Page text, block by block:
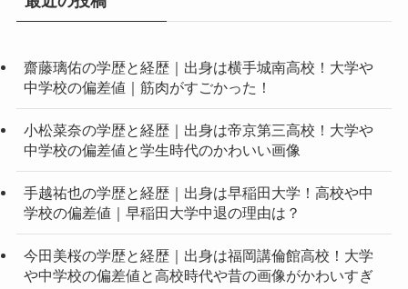
齋藤璃佑の学歴と経歴｜出身は横手城南高校！大学や
中学校の偏差値｜筋肉がすごかった！
小松菜奈の学歴と経歴｜出身は帝京第三高校！大学や
中学校の偏差値と学生時代のかわいい画像
手越祐也の学歴と経歴｜出身は早稲田大学！高校や中
学校の偏差値｜早稲田大学中退の理由は？
今田美桜の学歴と経歴｜出身は福岡講倫館高校！大学
や中学校の偏差値と高校時代や昔の画像がかわいすぎ